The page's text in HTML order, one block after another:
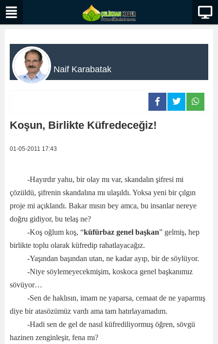
Naif Karabatak
Koşun, Birlikte Küfredeceğiz!
01-05-2011 17:43
-Hayırdır yahu, bir olay mı var, skandalın şifresi mi
çözüldü, şifrenin skandalına mı ulaşıldı. Yoksa yeni bir çılgın
proje mi açıklandı. Bakar mısın bey amca, bu insanlar nereye
doğru gidiyor, bu telaş ne?
-Koş oğlum koş, “küfürbaz genel başkan” gelmiş, hep
birlikte toplu olarak küfredip rahatlayacağız.
-Yaşından başından utan, ne kadar ayıp, bir de söylüyor.
-Niye söylemeyecekmişim, koskoca genel başkanımız
sövüyor…
-Sen de haklısın, imam ne yaparsa, cemaat de ne yaparmış
diye bir atasözümüz vardı ama tam hatırlayamadım.
-Hadi sen de gel de nasıl küfrediliyormuş öğren, sövgü
hazinen zenginleşir, fena mı?